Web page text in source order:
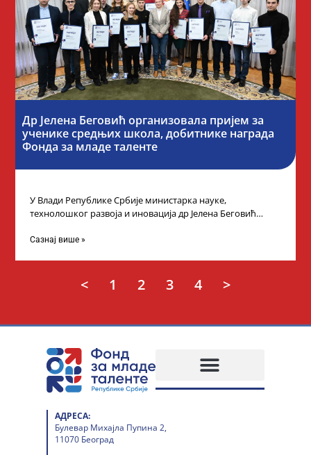
Др Јелена Беговић организовала пријем за
ученике средњих школа, добитнике награда
Фонда за младе таленте
У Влади Републике Србије министарка науке,
технолошког развоја и иновација др Јелена Беговић
Сазнај више »
< 1 2 3 4 >
АДРЕСА:
Булевар Михајла Пупина 2,
11070 Београд